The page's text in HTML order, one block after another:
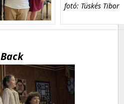
fotó: Tüskés Tibor
Back